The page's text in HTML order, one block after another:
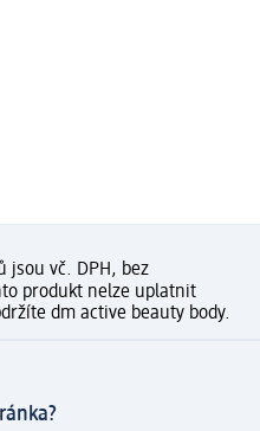
jsou vč. DPH, bez
produkt nelze uplatnit
dm active beauty body.